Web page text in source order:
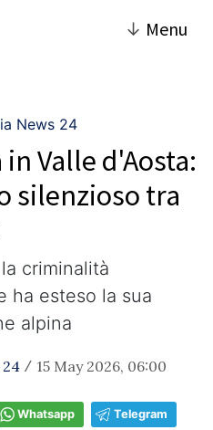
↓ Menu
News 24
Valle d'Aosta:
silenzioso tra
criminalità
ha esteso la sua
alpina
/ 15 May 2026, 06:00
Whatsapp Telegram